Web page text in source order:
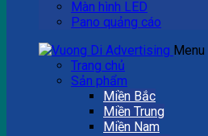
Màn hình LED
Pano quảng cáo
Menu
Trang chủ
Sản phẩm
Miền Bắc
Miền Trung
Miền Nam